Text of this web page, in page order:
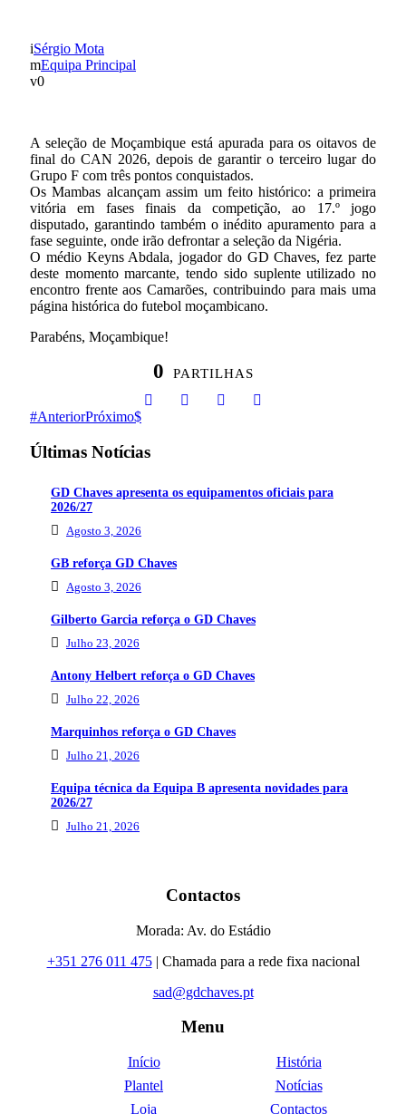
Sérgio Mota
Equipa Principal
0
A seleção de Moçambique está apurada para os oitavos de
final do CAN 2026, depois de garantir o terceiro lugar do
Grupo F com três pontos conquistados.
Os Mambas alcançam assim um feito histórico: a primeira
vitória em fases finais da competição, ao 17.º jogo
disputado, garantindo também o inédito apuramento para a
fase seguinte, onde irão defrontar a seleção da Nigéria.
O médio Keyns Abdala, jogador do GD Chaves, fez parte
deste momento marcante, tendo sido suplente utilizado no
encontro frente aos Camarões, contribuindo para mais uma
página histórica do futebol moçambicano.
Parabéns, Moçambique!
0 PARTILHAS
AnteriorPróximo
Últimas Notícias
GD Chaves apresenta os equipamentos oficiais para
2026/27
Agosto 3, 2026
GB reforça GD Chaves
Agosto 3, 2026
Gilberto Garcia reforça o GD Chaves
Julho 23, 2026
Antony Helbert reforça o GD Chaves
Julho 22, 2026
Marquinhos reforça o GD Chaves
Julho 21, 2026
Equipa técnica da Equipa B apresenta novidades para
2026/27
Julho 21, 2026
Contactos
Morada: Av. do Estádio
+351 276 011 475| Chamada para a rede fixa nacional
sad@gdchaves.pt
Menu
Início
História
Plantel
Notícias
Loja
Contactos